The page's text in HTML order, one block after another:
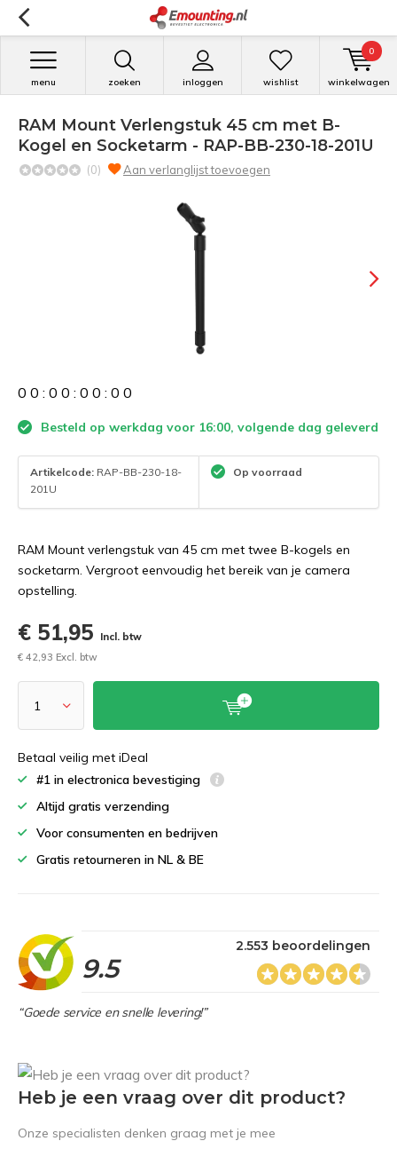
zoeken inloggen
menu wishlist winkelwagen
0
RAM Mount Verlengstuk 45 cm met B-
Kogel en Socketarm - RAP-BB-230-18-201U
(0) Aan verlanglijst toevoegen
0 0 : 0 0 : 0 0 : 0 0
Besteld op werkdag voor 16:00, volgende dag geleverd
Artikelcode: RAP-BB-230-18-
201U
Op voorraad
RAM Mount verlengstuk van 45 cm met twee B-kogels en
socketarm. Vergroot eenvoudig het bereik van je camera
opstelling.
€ 51,95
Incl. btw
€ 42,93 Excl. btw
Betaal veilig met iDeal
#1 in electronica bevestiging
Altijd gratis verzending
Voor consumenten en bedrijven
Gratis retourneren in NL & BE
9.5
2.553 beoordelingen
“Goede service en snelle levering!”
Heb je een vraag over dit product?
Onze specialisten denken graag met je mee